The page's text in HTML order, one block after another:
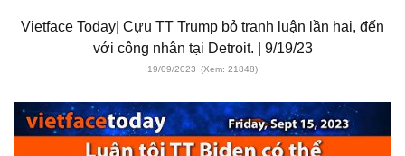
Vietface Today| Cựu TT Trump bỏ tranh luận lần hai, đến
với công nhân tại Detroit. | 9/19/23
19/09/2023 (Xem: 21848)